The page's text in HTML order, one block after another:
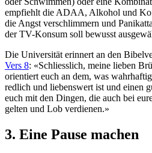
empfiehlt die ADAA, Alkohol und
die Angst verschlimmern und
der TV-Konsum soll bewusst
Die Universität erinnert an den
Vers 8: «Schliesslich, meine lieben
orientiert euch an dem, was
redlich und liebenswert ist und einen
euch mit den Dingen, die auch bei
gelten und Lob verdienen.»
3. Eine Pause machen